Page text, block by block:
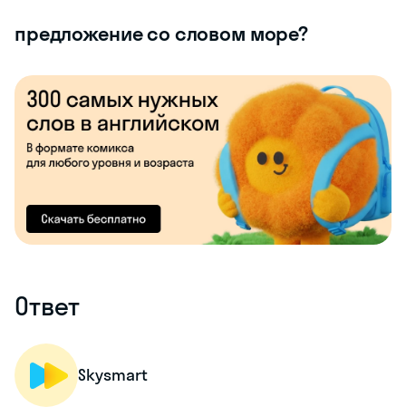
предложение со словом море?
Ответ
Skysmart